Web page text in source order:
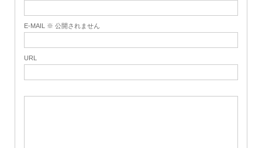
E-MAIL ※ 公開されません
URL